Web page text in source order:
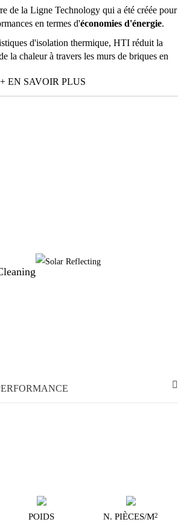
de la Ligne Technology qui a été créée pour
en termes d'économies d'énergie.
d'isolation thermique, HTI réduit la
la chaleur à travers les murs de briques en
+ EN SAVOIR PLUS
POIDS N. PIÈCES/M2